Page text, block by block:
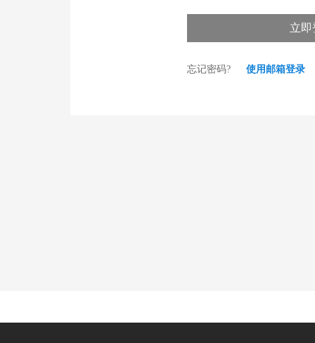
立即
忘记密码? 使用邮箱登录